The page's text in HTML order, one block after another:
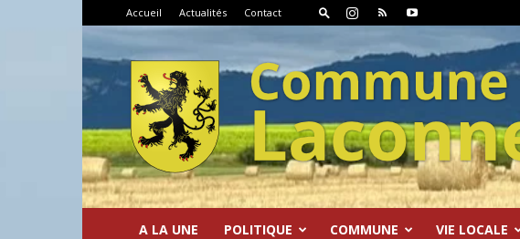
Accueil Actualités Contact
A LA UNE POLITIQUE COMMUNE VIE LOCALE